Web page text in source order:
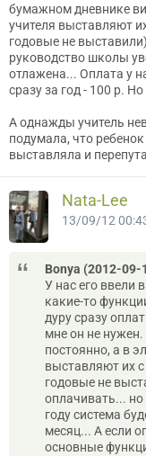
бумажном дневнике
учителя выставляют
годовые не
руководство школы
отлажена... Оплата у
сразу за год - 100 р.
А однажды учитель
подумала, что
выставляла и
Nata-Lee
13/09/12
Bonya (2012-09-
У нас его ввели
какие-то
дуру сразу
мне он не
постоянно, а в
выставляют их
годовые не
оплачивать...
году система
месяц... А если
основные